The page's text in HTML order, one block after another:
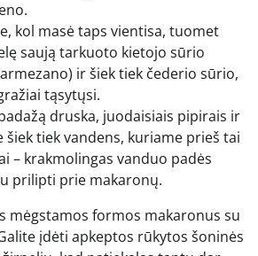
kol masė taps vientisa, tuomet
saują tarkuoto kietojo sūrio
ir šiek tiek čederio sūrio,
tąsytųsi.
druska, juodaisiais pipirais ir
tiek vandens, kuriame prieš tai
– krakmolingas vanduo padės
prilipti prie makaronų.
mėgstamos formos makaronus su
įdėti apkeptos rūkytos šoninės